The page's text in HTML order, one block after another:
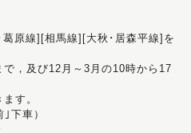
原線][相馬線][大秋･居森平線]を
，及び12月～3月の10時から17
す。
下車）